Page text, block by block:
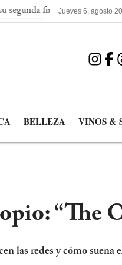
consecutiva del Mundial
Jueves 6,agosto
BELLEZA VINOS &
“The
las redes y cómo suena